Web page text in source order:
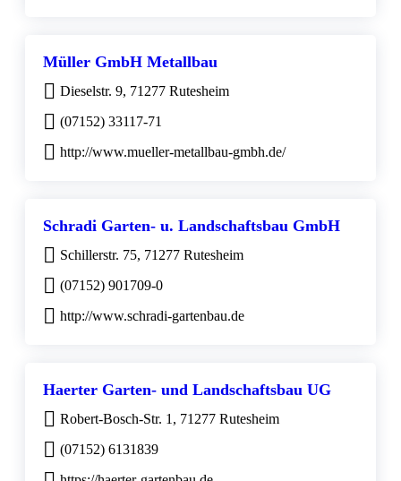
Müller GmbH Metallbau
Dieselstr. 9, 71277 Rutesheim
(07152) 33117-71
http://www.mueller-metallbau-gmbh.de/
Schradi Garten- u. Landschaftsbau GmbH
Schillerstr. 75, 71277 Rutesheim
(07152) 901709-0
http://www.schradi-gartenbau.de
Haerter Garten- und Landschaftsbau UG
Robert-Bosch-Str. 1, 71277 Rutesheim
(07152) 6131839